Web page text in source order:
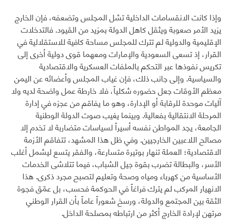
وإذا كانت الانقسامات الداخلية تشل المجلس وتضعفه، فإن الخارج
يزيد الأمر صعوبة ويثقل كاهل الدولة بمزيد من القيود. فالتدخلات
الإقليمية والدولية لم تترك للمجلس مساحة كافية للاستقلالية في
القرار، إذ تسعى السعودية والإمارات ومعهما قوى دولية أخرى إلى
تكريس نفوذها عبر التحكم بالملفات العسكرية والاقتصادية
والسياسية. وإلى جانب ذلك، فإن غياب المجلس وأعضائه عن اليمن
معظم الأوقات جعل حضوره شكلياً، فلا خارطة عمل واضحة لديه ولا
آليات موحدة للرقابة أو الإدارة، وهو ما يفاقم من عجزه في إدارة
المرحلة الانتقالية بفعالية. وبينما يغيب صوت الدولة الوطنية
الجامعة، يجد المواطن نفسه أسيراً لسياسات متضاربة لا تخدم إلا
مصالح اللاعبين الخارجيين. وفي ظل هذا المشهد، تتفاقم الأزمة
الاقتصادية؛ العملة تنهار بوتيرة متسارعة، والفقر يتسع ليشمل أغلب
الأسر، والبطالة تضرب بقوة جيل الشباب، فيما تتلاشى الخدمات
الأساسية من كهرباء ومياه وصحة وتعليم لتصبح مجرد ذكرى. هذا
الانهيار المركب لم يترك فراغاً في الحوكمة فحسب، بل عمّق فجوة
الثقة بين المجتمع والدولة، ورسخ شعوراً عاماً بأن القرار الوطني
مرتهن لإرادة الخارج أكثر من ارتباطه بمصلحة الداخل.